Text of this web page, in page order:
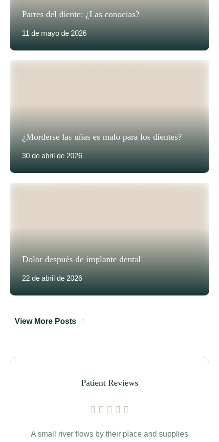
Patient Reviews
A small river flows by their place and supplies
Partes del diente: ¿Las conocías?
11 de mayo de 2026
¿Morderse las uñas es malo para los dientes?
30 de abril de 2026
Dolor después de implante dental
22 de abril de 2026
View More Posts